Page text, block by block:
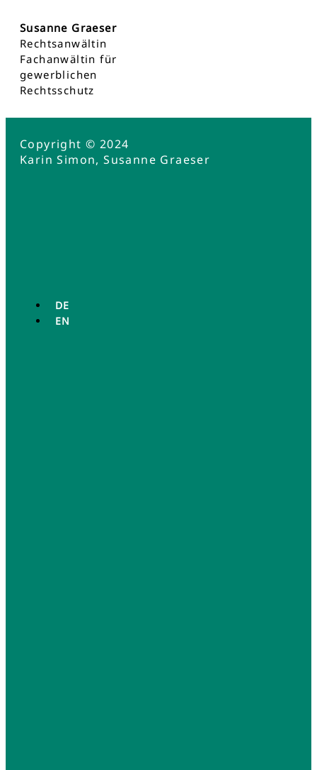
Susanne Graeser
Rechtsanwältin
Fachanwältin für
gewerblichen
Rechtsschutz
Copyright © 2024
Karin Simon, Susanne Graeser
DE
EN